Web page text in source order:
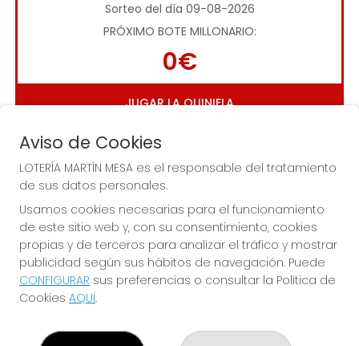
Sorteo del día 09-08-2026
PRÓXIMO BOTE MILLONARIO:
0€
JUGAR LA QUINIELA
Imagen anterior
LOTERÍA MARTÍN MESA
Resultados
Aviso de Cookies
LOTERÍA MARTÍN MESA es el responsable del tratamiento
de sus datos personales.
Usamos cookies necesarias para el funcionamiento
de este sitio web y, con su consentimiento, cookies
propias y de terceros para analizar el tráfico y mostrar
publicidad según sus hábitos de navegación. Puede
CONFIGURAR sus preferencias o consultar la Política de
Cookies AQUÍ.